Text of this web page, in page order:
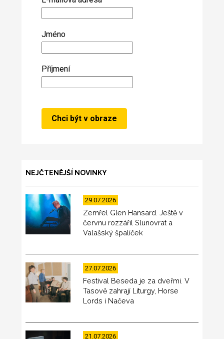
Jméno
Příjmení
NEJČTENĚJŠÍ NOVINKY
29.07.2026
Zemřel Glen Hansard. Ještě v
červnu rozzářil Slunovrat a
Valašský špalíček
27.07.2026
Festival Beseda je za dveřmi. V
Tasově zahrají Liturgy, Horse
Lords i Načeva
21.07.2026